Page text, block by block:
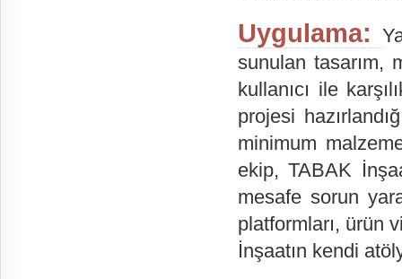
Uygulama:
sunulan tasarım,
kullanıcı ile
projesi
minimum
ekip, TABAK
mesafe sorun
platformları, ürün
İnşaatın kendi